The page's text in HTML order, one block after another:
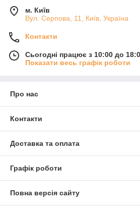
м. Київ
Вул. Серпова, 11, Київ, Україна
Контакти
Сьогодні працює з 10:00 до
Показати весь графік роботи
Про нас
Контакти
Доставка та оплата
Графік роботи
Повна версія сайту